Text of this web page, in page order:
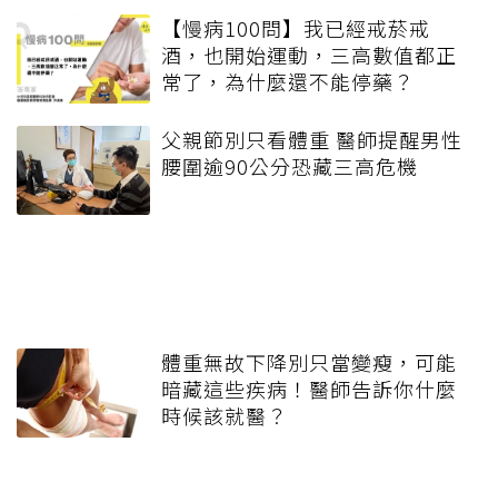
【慢病100問】我已經戒菸戒
酒，也開始運動，三高數值都正
常了，為什麼還不能停藥？
父親節別只看體重 醫師提醒男性
腰圍逾90公分恐藏三高危機
體重無故下降別只當變瘦，可能
暗藏這些疾病！醫師告訴你什麼
時候該就醫？